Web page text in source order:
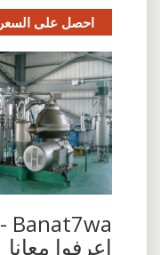
احصل على السعر
‫Banat7wa -
اعرفوا معانا